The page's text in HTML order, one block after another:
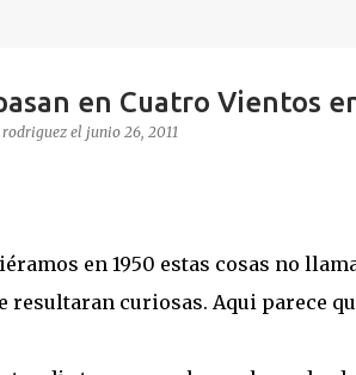
en Cuatro Vientos
el junio 26, 2011
en 1950 estas cosas no
resultaran curiosas. Aqui parece